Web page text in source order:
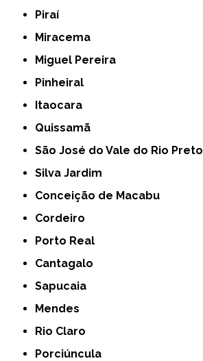
Piraí
Miracema
Miguel Pereira
Pinheiral
Itaocara
Quissamã
São José do Vale do Rio Preto
Silva Jardim
Conceição de Macabu
Cordeiro
Porto Real
Cantagalo
Sapucaia
Mendes
Rio Claro
Porciúncula